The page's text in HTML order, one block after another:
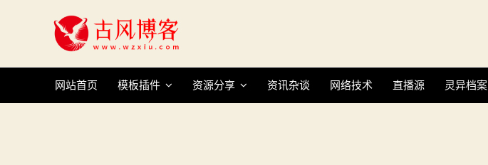
网站首页 模板插件 资源分享 资讯杂谈 网络技术 直播源 灵异档案